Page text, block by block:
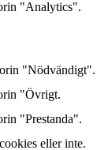
"Analytics".
"Nödvändigt".
"Övrigt.
"Prestanda".
eller inte.